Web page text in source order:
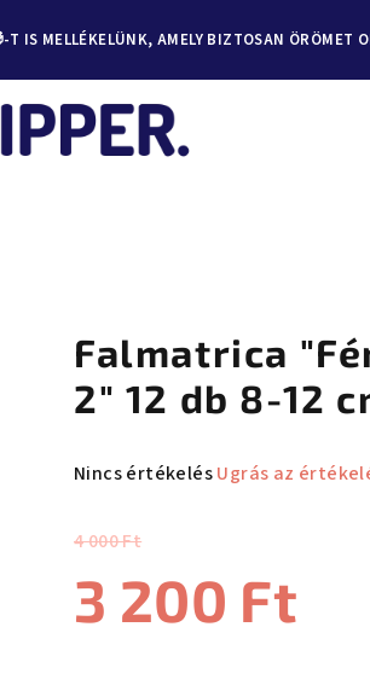
T IS MELLÉKELÜNK, AMELY BIZTOSAN ÖRÖMET
Falmatrica
2" 12 db 8-12
A
átlagos
5-
ből
Nincs értékelésUgrás az
4 000 Ft
3 200 Ft